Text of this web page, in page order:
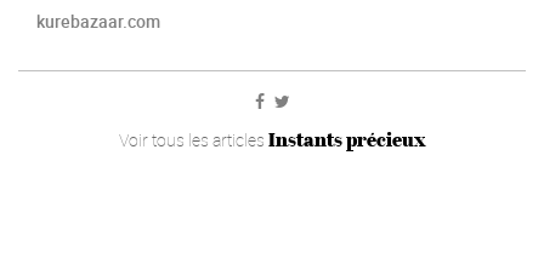
kurebazaar.com
Voir tous les articles Instants précieux